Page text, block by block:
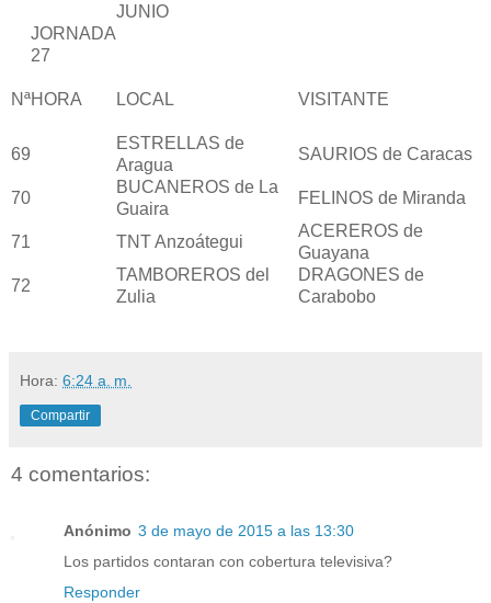
JUNIO
JORNADA
27
NªHORA LOCAL VISITANTE
69
ESTRELLAS de
Aragua
SAURIOS de Caracas
70
BUCANEROS de La
Guaira
FELINOS de Miranda
71 TNT Anzoátegui
ACEREROS de
Guayana
72
TAMBOREROS del
Zulia
DRAGONES de
Carabobo
Hora: 6:24 a. m.
Compartir
4 comentarios:
Anónimo 3 de mayo de 2015 a las 13:30
Los partidos contaran con cobertura televisiva?
Responder